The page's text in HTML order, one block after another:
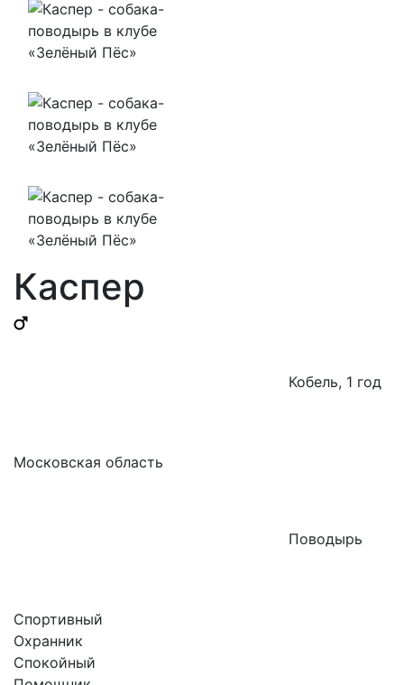
Каспер
Кобель, 1 год
Московская область
Поводырь
Спортивный
Охранник
Спокойный